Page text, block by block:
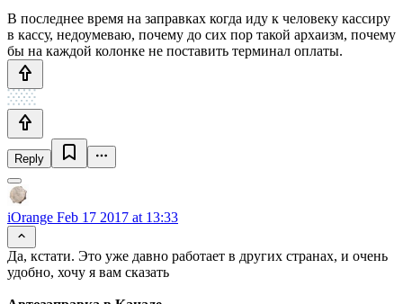
В последнее время на заправках когда иду к человеку кассиру
в кассу, недоумеваю, почему до сих пор такой архаизм, почему
бы на каждой колонке не поставить терминал оплаты.
Reply
iOrange Feb 17 2017 at 13:33
Да, кстати. Это уже давно работает в других странах, и очень
удобно, хочу я вам сказать